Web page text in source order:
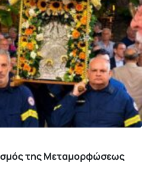
της Μεταμορφώσεως